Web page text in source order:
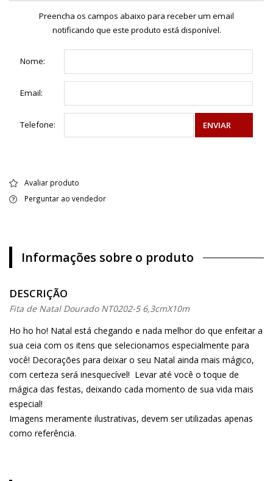
Preencha os campos abaixo para receber um email
notificando que este produto está disponível.
Nome:
Email:
Telefone: ENVIAR
Avaliar produto
Perguntar ao vendedor
Informações sobre o produto
DESCRIÇÃO
Fita de Natal Dourado NT0202-5 6,3cmX10m
Ho ho ho! Natal está chegando e nada melhor do que enfeitar a
sua ceia com os itens que selecionamos especialmente para
você! Decorações para deixar o seu Natal ainda mais mágico,
com certeza será inesquecível! Levar até você o toque de
mágica das festas, deixando cada momento de sua vida mais
especial!
Imagens meramente ilustrativas, devem ser utilizadas apenas
como referência.